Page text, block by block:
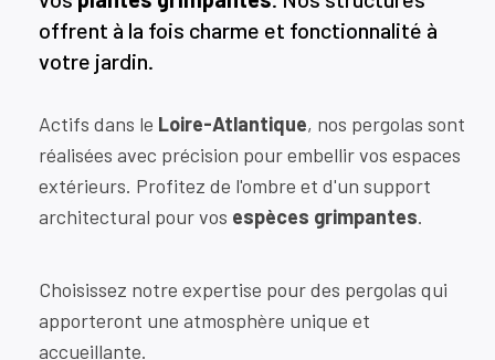
offrent à la fois charme et fonctionnalité à
votre jardin.
Actifs dans le Loire-Atlantique, nos pergolas sont
réalisées avec précision pour embellir vos espaces
extérieurs. Profitez de l'ombre et d'un support
architectural pour vos espèces grimpantes.
Choisissez notre expertise pour des pergolas qui
apporteront une atmosphère unique et
accueillante.